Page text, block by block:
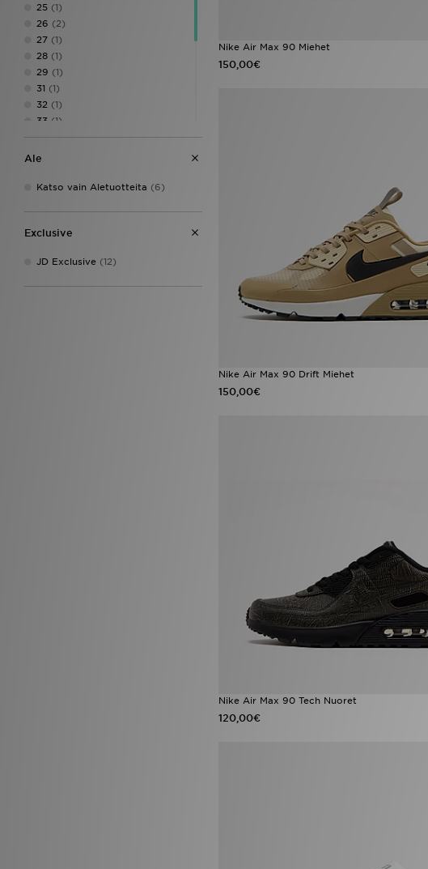
25 (1)
26 (2)
27 (1)
28 (1)
29 (1)
31 (1)
32 (1)
33 (1)
34(1)
37(2)
39(4)
Ale
Katso vain Aletuotteita (6)
Exclusive
JD Exclusive (12)
Nike Air Max 90 Miehet
150,00€
Nike Air Max 90 Drift Miehet
150,00€
Nike Air Max 90 Tech Nuoret
120,00€